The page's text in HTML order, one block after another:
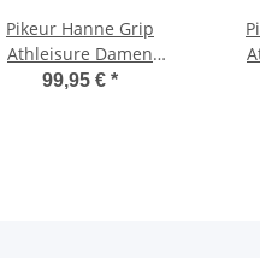
Pikeur Hanne Grip
Athleisure Damen
Reithose black
99,95 € *